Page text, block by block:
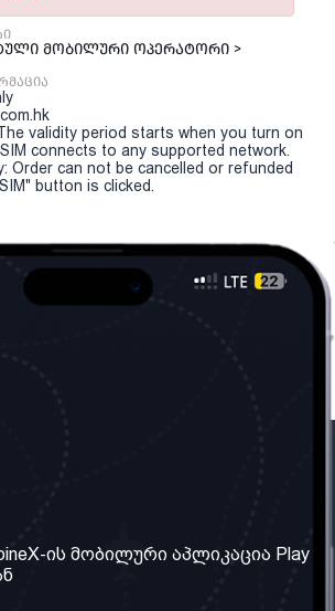
მობილური ოპერატორი >
validity period starts when you turn on
connects to any supported network.
Order can not be cancelled or refunded
button is clicked.
წესები და პირობები
ის მობილური აპლიკაცია Play